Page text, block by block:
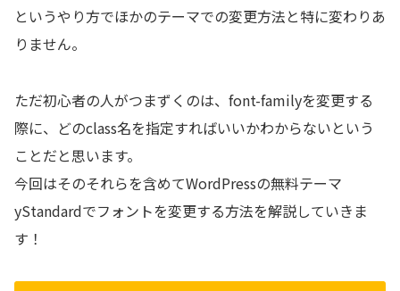
というやり方でほかのテーマでの変更方法と特に変わりあ
りません。
ただ初心者の人がつまずくのは、font-familyを変更する
際に、どのclass名を指定すればいいかわからないという
ことだと思います。
今回はそのそれらを含めてWordPressの無料テーマ
yStandardでフォントを変更する方法を解説していきま
す！